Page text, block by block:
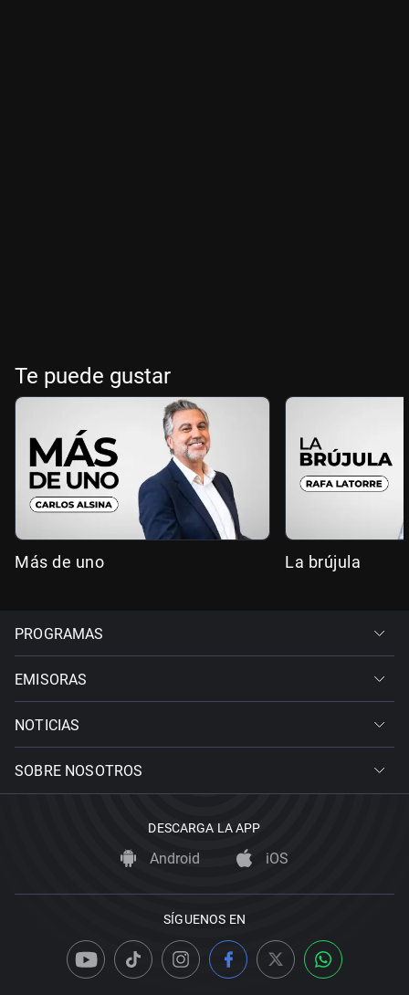
Te puede gustar
Más de uno La brújula
PROGRAMAS
EMISORAS
NOTICIAS
SOBRE NOSOTROS
DESCARGA LA APP
Android iOS
SÍGUENOS EN